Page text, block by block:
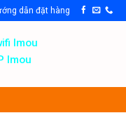
dẫn đặt hàng
Imou
Imou